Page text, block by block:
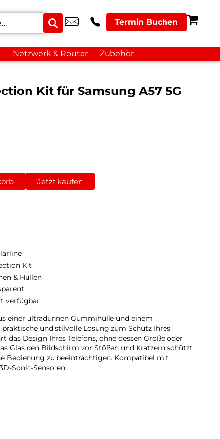
Termin Buchen
Netzwerk & Router Zubehör
Kit für Samsung A57 5G
Jetzt kaufen
Kit
& Hüllen
verfügbar
einer ultradünnen Gummihülle und einem
und stilvolle Lösung zum Schutz Ihres
das Design Ihres Telefons, ohne dessen Größe oder
Glas den Bildschirm vor Stößen und Kratzern schützt,
Bedienung zu beeinträchtigen. Kompatibel mit
Sonic-Sensoren.